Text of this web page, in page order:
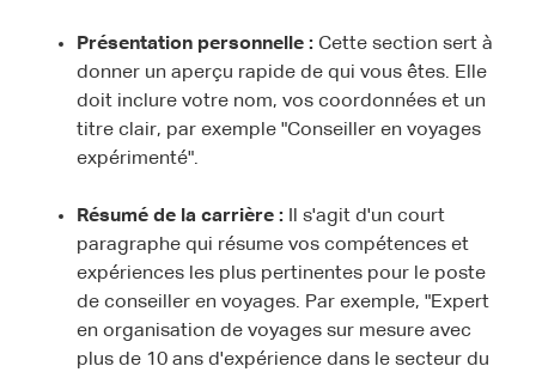
Présentation personnelle : Cette section sert à
donner un aperçu rapide de qui vous êtes. Elle
doit inclure votre nom, vos coordonnées et un
titre clair, par exemple "Conseiller en voyages
expérimenté".
Résumé de la carrière : Il s'agit d'un court
paragraphe qui résume vos compétences et
expériences les plus pertinentes pour le poste
de conseiller en voyages. Par exemple, "Expert
en organisation de voyages sur mesure avec
plus de 10 ans d'expérience dans le secteur du